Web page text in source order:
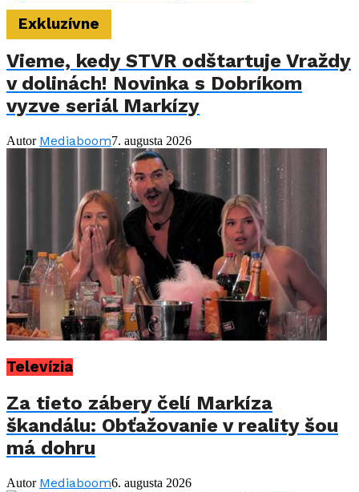
Exkluzívne
Vieme, kedy STVR odštartuje Vraždy
v dolinách! Novinka s Dobríkom
vyzve seriál Markízy
Autor Mediaboom7. augusta 2026
Televízia
Za tieto zábery čelí Markíza
škandálu: Obťažovanie v reality šou
má dohru
Autor Mediaboom6. augusta 2026